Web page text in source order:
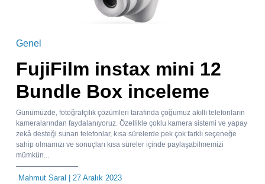
Genel
FujiFilm instax mini 12
Bundle Box inceleme
Günümüzde, fotoğrafçılık çözümleri tarafında çoğumuz akıllı telefonların
kameralarından faydalanıyoruz. Özellikle çoklu kamera sistemi ve yapay
zekâ desteği sunan telefonlar, kısa sürelerde pek çok farklı seçeneğe
sahip olmamızı ve sonuçları kısa süreler içinde paylaşabilmemizi
mümkün...
Mahmut Saral | 27 Aralık 2023